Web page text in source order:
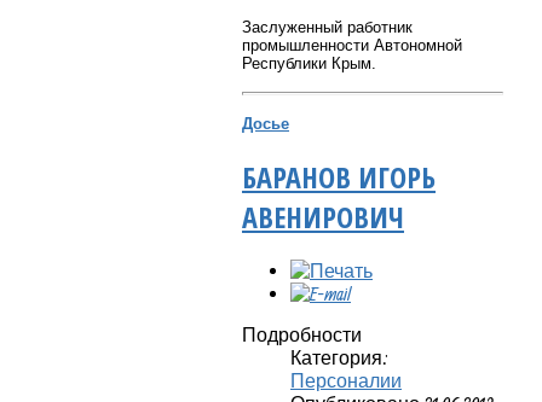
Заслуженный работник
промышленности Автономной
Республики Крым.
Досье
БАРАНОВ ИГОРЬ
АВЕНИРОВИЧ
Подробности
Категория:
Персоналии